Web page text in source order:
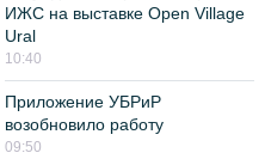
ИЖС на выставке Open Village
Ural
10:40
Приложение УБРиР
возобновило работу
09:50